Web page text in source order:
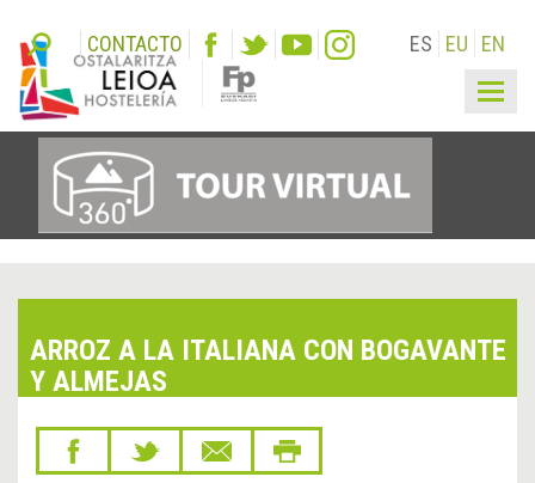
CONTACTO ES EU EN
ARROZ A LA ITALIANA CON BOGAVANTE
Y ALMEJAS